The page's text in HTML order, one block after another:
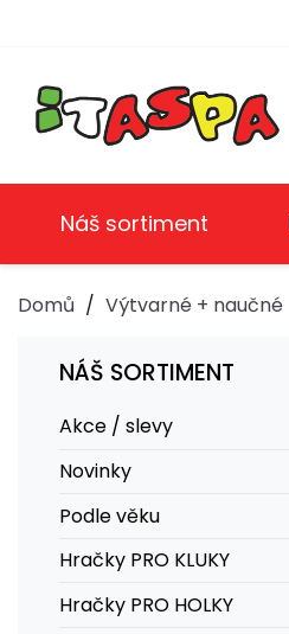
Náš sortiment
Domů Výtvarné + naučné
NÁŠ SORTIMENT
Akce / slevy
Novinky
Podle věku
Hračky PRO KLUKY
Hračky PRO HOLKY